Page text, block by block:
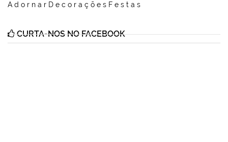
AdornarDecoraçõesFestas
CURTA-NOS NO FACEBOOK